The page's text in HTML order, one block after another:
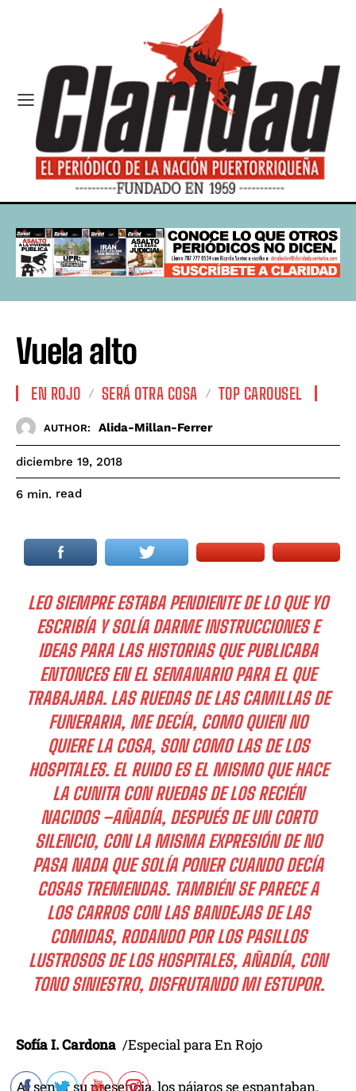
Vuela alto
EN ROJO SERÁ OTRA COSA TOP CAROUSEL
AUTHOR: Alida-Millan-Ferrer
diciembre 19, 2018
6 min. read
LEO SIEMPRE ESTABA PENDIENTE DE LO QUE YO
ESCRIBÍA Y SOLÍA DARME INSTRUCCIONES E
IDEAS PARA LAS HISTORIAS QUE PUBLICABA
ENTONCES EN EL SEMANARIO PARA EL QUE
TRABAJABA. LAS RUEDAS DE LAS CAMILLAS DE
FUNERARIA, ME DECÍA, COMO QUIEN NO
QUIERE LA COSA, SON COMO LAS DE LOS
HOSPITALES. EL RUIDO ES EL MISMO QUE HACE
LA CUNITA CON RUEDAS DE LOS RECIÉN
NACIDOS –AÑADÍA, DESPUÉS DE UN CORTO
SILENCIO, CON LA MISMA EXPRESIÓN DE NO
PASA NADA QUE SOLÍA PONER CUANDO DECÍA
COSAS TREMENDAS. TAMBIÉN SE PARECE A
LOS CARROS CON LAS BANDEJAS DE LAS
COMIDAS, RODANDO POR LOS PASILLOS
LUSTROSOS DE LOS HOSPITALES, AÑADÍA, CON
TONO SINIESTRO, DISFRUTANDO MI ESTUPOR.
Sofía I. Cardona /Especial para En Rojo
Al sentir su presencia, los pájaros se espantaban.